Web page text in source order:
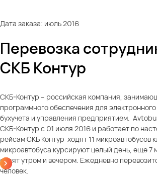
Дата заказа: июль 2016
Перевозка
СКБ Контур
СКБ-Контур – российская компания,
программного обеспечения для
бухучета и управления предприятием.
СКБ-Контур с 01 июля 2016 и работает по
рейсам СКБ Контур ходят 11 микроавтобусов
микроавтобуса курсируют целый день, еще 7
ездят утром и вечером. Ежедневно
человек.